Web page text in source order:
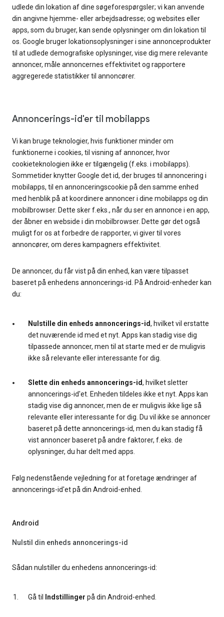
udlede din lokation af dine søgeforespørgsler; vi kan anvende
din angivne hjemme- eller arbejdsadresse; og websites eller
apps, som du bruger, kan sende oplysninger om din lokation til
os. Google bruger lokationsoplysninger i sine annonceprodukter
til at udlede demografiske oplysninger, vise dig mere relevante
annoncer, måle annoncernes effektivitet og rapportere
aggregerede statistikker til annoncører.
Annoncerings-id'er til mobilapps
Vi kan bruge teknologier, hvis funktioner minder om
funktionerne i cookies, til visning af annoncer, hvor
cookieteknologien ikke er tilgængelig (f.eks. i mobilapps).
Sommetider knytter Google det id, der bruges til annoncering i
mobilapps, til en annonceringscookie på den samme enhed
med henblik på at koordinere annoncer i dine mobilapps og din
mobilbrowser. Dette sker f.eks., når du ser en annonce i en app,
der åbner en webside i din mobilbrowser. Dette gør det også
muligt for os at forbedre de rapporter, vi giver til vores
annoncører, om deres kampagners effektivitet.
De annoncer, du får vist på din enhed, kan være tilpasset
baseret på enhedens annoncerings-id. På Android-enheder kan
du:
Nulstille din enheds annoncerings-id, hvilket vil erstatte
det nuværende id med et nyt. Apps kan stadig vise dig
tilpassede annoncer, men til at starte med er de muligvis
ikke så relevante eller interessante for dig.
Slette din enheds annoncerings-id, hvilket sletter
annoncerings-id'et. Enheden tildeles ikke et nyt. Apps kan
stadig vise dig annoncer, men de er muligvis ikke lige så
relevante eller interessante for dig. Du vil ikke se annoncer
baseret på dette annoncerings-id, men du kan stadig få
vist annoncer baseret på andre faktorer, f.eks. de
oplysninger, du har delt med apps.
Følg nedenstående vejledning for at foretage ændringer af
annoncerings-id'et på din Android-enhed.
Android
Nulstil din enheds annoncerings-id
Sådan nulstiller du enhedens annoncerings-id:
Gå til Indstillinger på din Android-enhed.